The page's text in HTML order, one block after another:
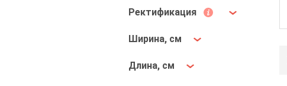
Ректификация
Ширина, см
Длина, см